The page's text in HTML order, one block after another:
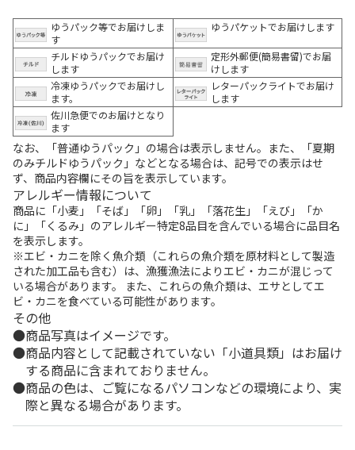
ゆうパック等でお届けしま
す
ゆうパケットでお届けします
チルドゆうパックでお届け
します
定形外郵便(簡易書留)でお届
けします
冷凍ゆうパックでお届けし
ます。
レターパックライトでお届け
します
佐川急便でのお届けとなり
ます
なお、「普通ゆうパック」の場合は表示しません。また、「夏期
のみチルドゆうパック」などとなる場合は、記号での表示はせ
ず、商品内容欄にその旨を表示しています。
アレルギー情報について
商品に「小麦」「そば」「卵」「乳」「落花生」「えび」「か
に」「くるみ」のアレルギー特定8品目を含んでいる場合に品目名
を表示します。
※エビ・カニを除く魚介類（これらの魚介類を原材料として製造
された加工品も含む）は、漁獲漁法によりエビ・カニが混じって
いる場合があります。 また、これらの魚介類は、エサとしてエ
ビ・カニを食べている可能性があります。
その他
商品写真はイメージです。
商品内容として記載されていない「小道具類」はお届け
する商品に含まれておりません。
商品の色は、ご覧になるパソコンなどの環境により、実
際と異なる場合があります。